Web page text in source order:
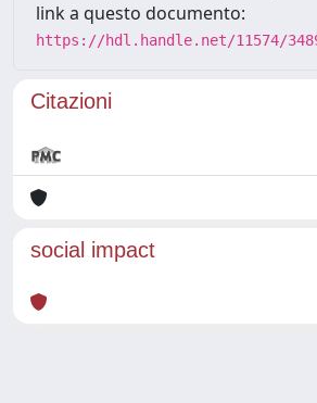
link a questo documento:
https://hdl.handle.net/11574/
Citazioni
social impact